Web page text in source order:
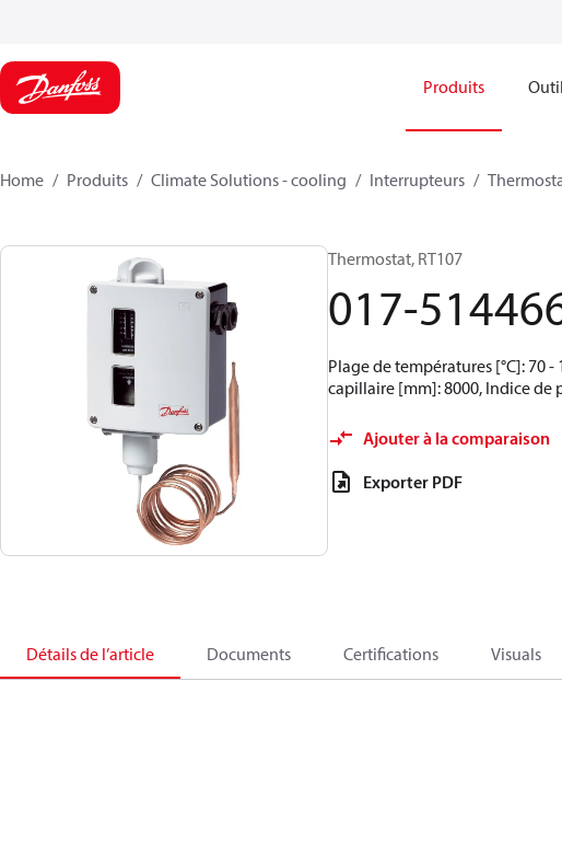
Produits
Home Produits Climate Solutions - cooling Interrupteurs
Thermostat, RT107
017-
Plage de températures [°C]: 70
capillaire [mm]: 8000, Indice de
Ajouter à la comparaison
Exporter PDF
Détails de l’article Documents Certifications Visuals